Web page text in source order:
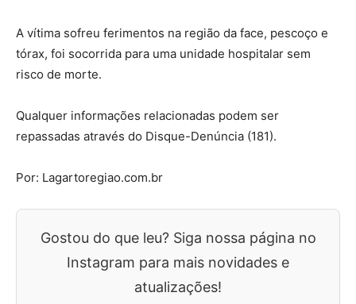
A vítima sofreu ferimentos na região da face, pescoço e
tórax, foi socorrida para uma unidade hospitalar sem
risco de morte.
Qualquer informações relacionadas podem ser
repassadas através do Disque-Denúncia (181).
Por: Lagartoregiao.com.br
Gostou do que leu? Siga nossa página no
Instagram para mais novidades e
atualizações!